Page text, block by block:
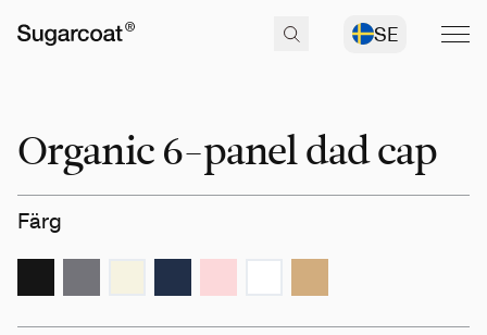
SE
Organic 6-panel dad cap
Färg